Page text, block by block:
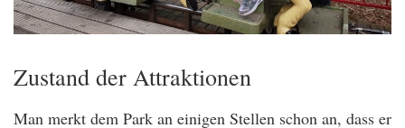
Zustand der Attraktionen
Man merkt dem Park an einigen Stellen schon an, dass er